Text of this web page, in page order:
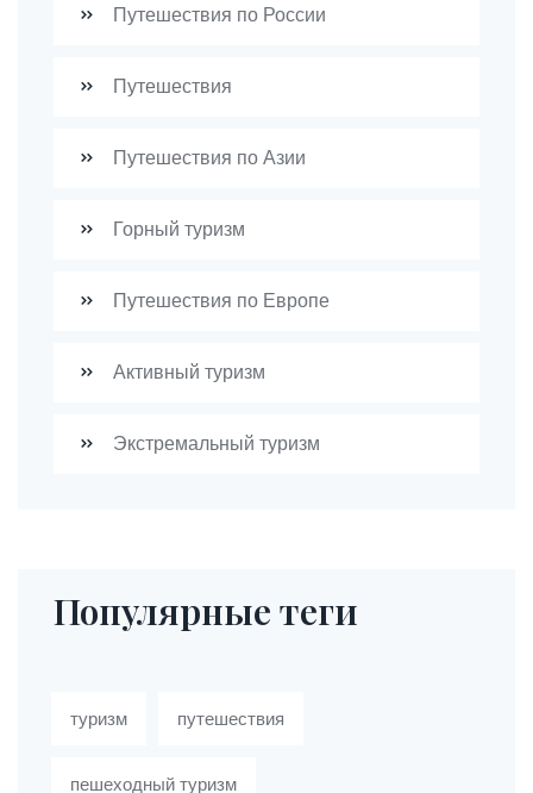
Путешествия по России
Путешествия
Путешествия по Азии
Горный туризм
Путешествия по Европе
Активный туризм
Экстремальный туризм
Популярные теги
туризм путешествия
пешеходный туризм